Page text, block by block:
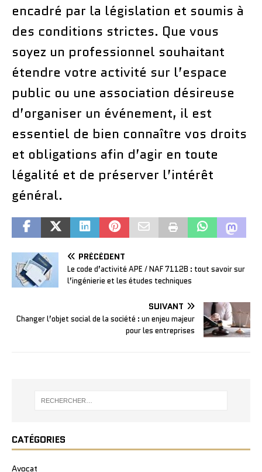
encadré par la législation et soumis à
des conditions strictes. Que vous
soyez un professionnel souhaitant
étendre votre activité sur l’espace
public ou une association désireuse
d’organiser un événement, il est
essentiel de bien connaître vos droits
et obligations afin d’agir en toute
légalité et de préserver l’intérêt
général.
PRÉCÉDENT
Le code d’activité APE / NAF 7112B : tout savoir sur
l’ingénierie et les études techniques
SUIVANT
Changer l’objet social de la société : un enjeu majeur
pour les entreprises
CATÉGORIES
Avocat